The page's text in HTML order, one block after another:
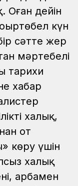
Оған дейін
күн
сәтте жер
мәртебелі
тарихи
хабар
халық,
от
көру үшін
халық
арбамен